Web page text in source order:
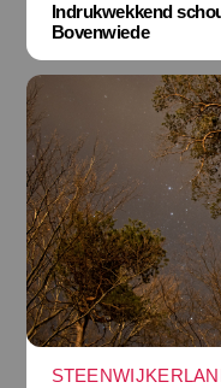
Indrukwekkend
Bovenwiede